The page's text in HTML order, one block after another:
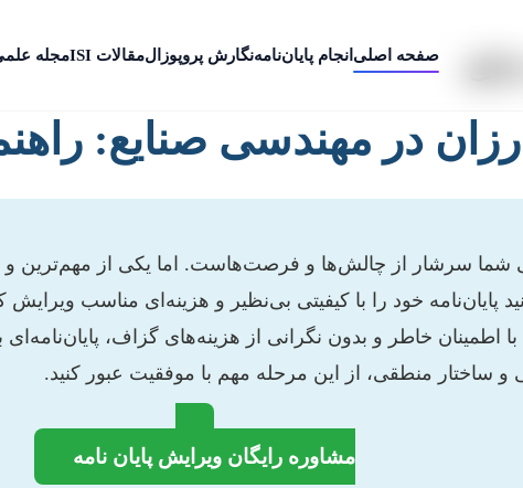
صفحه اصلی انجام پایان‌نامهنگارش پروپوزالمقالات ISI مجله
در مهندسی صنایع:
شما سرشار از چالش‌ها و فرصت‌هاست. اما یکی از مهم‌ترین
پایان‌نامه خود را با کیفیتی بی‌نظیر و هزینه‌ای مناسب
با اطمینان خاطر و بدون نگرانی از هزینه‌های گزاف،
ساختار منطقی، از این مرحله مهم با موفقیت عبور کنید.
مشاوره رایگان ویرایش پایان نامه